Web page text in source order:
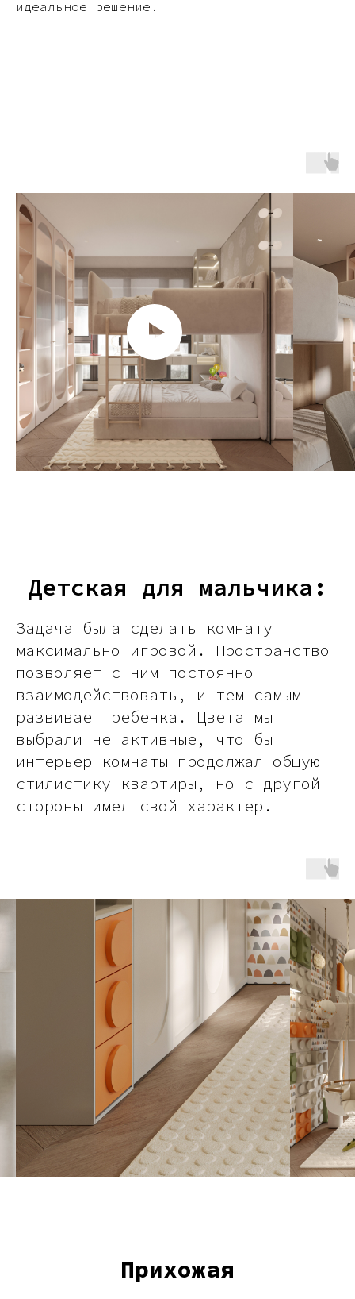
идеальное решение.
Детская для мальчика:
Задача была сделать комнату
максимально игровой. Пространство
позволяет с ним постоянно
взаимодействовать, и тем самым
развивает ребенка. Цвета мы
выбрали не активные, что бы
интерьер комнаты продолжал общую
стилистику квартиры, но с другой
стороны имел свой характер.
Прихожая